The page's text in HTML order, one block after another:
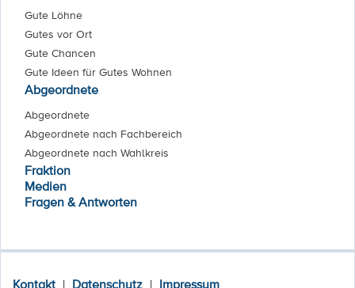
Gute Löhne
Gutes vor Ort
Gute Chancen
Gute Ideen für Gutes Wohnen
Abgeordnete
Abgeordnete
Abgeordnete nach Fachbereich
Abgeordnete nach Wahlkreis
Fraktion
Medien
Fragen & Antworten
Kontakt | Datenschutz | Impressum